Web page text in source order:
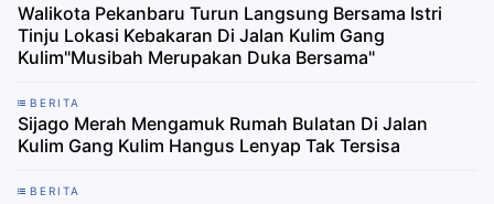
Walikota Pekanbaru Turun Langsung Bersama Istri
Tinju Lokasi Kebakaran Di Jalan Kulim Gang
Kulim"Musibah Merupakan Duka Bersama"
BERITA
Sijago Merah Mengamuk Rumah Bulatan Di Jalan
Kulim Gang Kulim Hangus Lenyap Tak Tersisa
BERITA